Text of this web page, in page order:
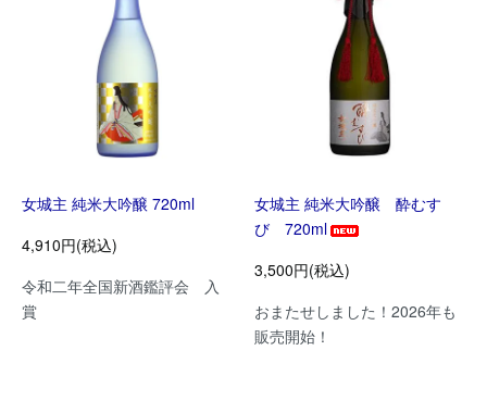
女城主 純米大吟醸 720ml
4,910円(税込)
令和二年全国新酒鑑評会 入
賞
女城主 純米大吟醸 酔むす
び 720ml
3,500円(税込)
おまたせしました！2026年も
販売開始！